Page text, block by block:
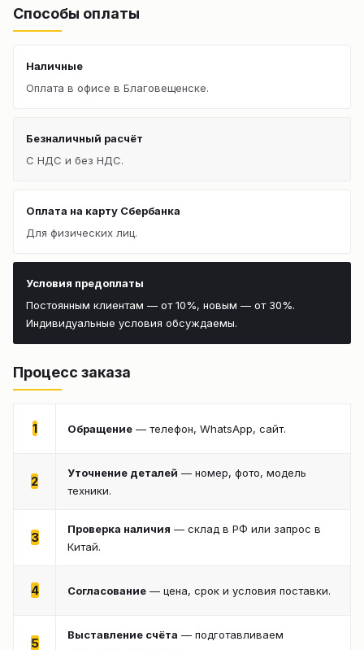
Способы оплаты
Наличные
Оплата в офисе в Благовещенске.
Безналичный расчёт
С НДС и без НДС.
Оплата на карту Сбербанка
Для физических лиц.
Условия предоплаты
Постоянным клиентам — от 10%, новым — от 30%.
Индивидуальные условия обсуждаемы.
Процесс заказа
1 Обращение — телефон, WhatsApp, сайт.
2
Уточнение деталей — номер, фото, модель
техники.
3
Проверка наличия — склад в РФ или запрос в
Китай.
4 Согласование — цена, срок и условия поставки.
5
Выставление счёта — подготавливаем